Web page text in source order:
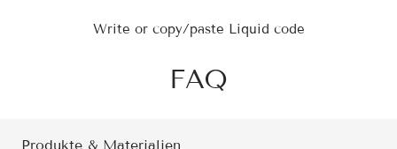
Write or copy/paste Liquid code
FAQ
Produkte & Materialien